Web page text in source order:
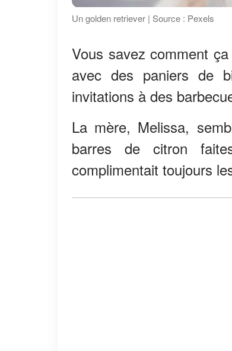
Un golden retriever | Source : Pexels
Vous savez comment
avec des paniers de
invitations à des
La mère, Melissa,
barres de citron
complimentait toujours